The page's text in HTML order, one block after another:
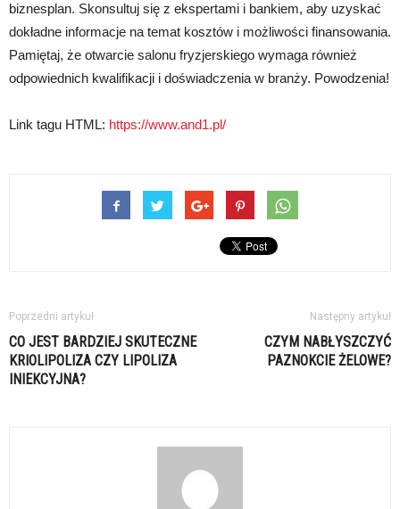
biznesplan. Skonsultuj się z ekspertami i bankiem, aby uzyskać
dokładne informacje na temat kosztów i możliwości finansowania.
Pamiętaj, że otwarcie salonu fryzjerskiego wymaga również
odpowiednich kwalifikacji i doświadczenia w branży. Powodzenia!
Link tagu HTML: https://www.and1.pl/
Poprzedni artykuł
CO JEST BARDZIEJ SKUTECZNE
KRIOLIPOLIZA CZY LIPOLIZA
INIEKCYJNA?
Następny artykuł
CZYM NABŁYSZCZYĆ
PAZNOKCIE ŻELOWE?